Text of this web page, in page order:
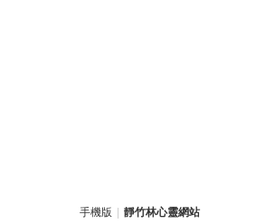
手機版 靜竹林心靈網站